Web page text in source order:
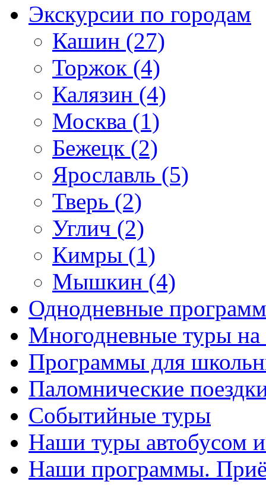
Экскурсии по городам
Кашин (27)
Торжок (4)
Калязин (4)
Москва (1)
Бежецк (2)
Ярославль (5)
Тверь (2)
Углич (2)
Кимры (1)
Мышкин (4)
Однодневные
Многодневные туры
Программы для
Паломнические
Событийные туры
Наши туры автобусом
Наши программы.